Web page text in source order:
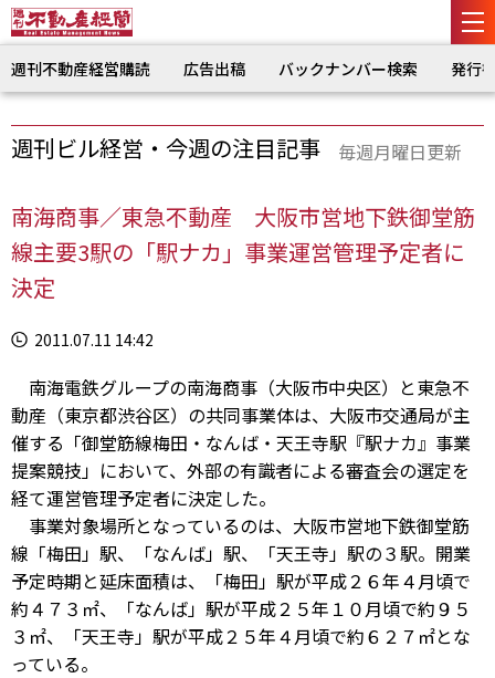
週刊不動産経営購読 広告出稿 バックナンバー検索 発行
週刊ビル経営・今週の注目記事 毎週月曜日更新
南海商事／東急不動産 大阪市営地下鉄御堂筋
線主要3駅の「駅ナカ」事業運営管理予定者に
決定
2011.07.11 14:42
南海電鉄グループの南海商事（大阪市中央区）と東急不
動産（東京都渋谷区）の共同事業体は、大阪市交通局が主
催する「御堂筋線梅田・なんば・天王寺駅『駅ナカ』事業
提案競技」において、外部の有識者による審査会の選定を
経て運営管理予定者に決定した。
事業対象場所となっているのは、大阪市営地下鉄御堂筋
線「梅田」駅、「なんば」駅、「天王寺」駅の３駅。開業
予定時期と延床面積は、「梅田」駅が平成２６年４月頃で
約４７３㎡、「なんば」駅が平成２５年１０月頃で約９５
３㎡、「天王寺」駅が平成２５年４月頃で約６２７㎡とな
っている。